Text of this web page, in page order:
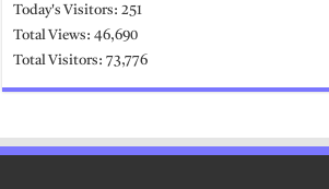
Today's Visitors:251
Total Views:46,690
Total Visitors:73,776